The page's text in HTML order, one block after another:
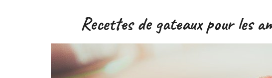
Recettes de gateaux pour les